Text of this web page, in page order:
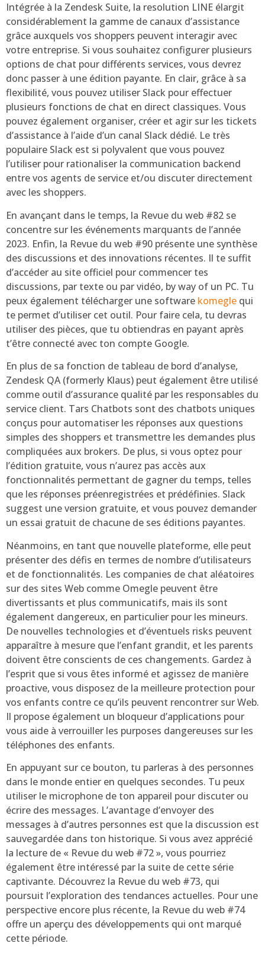
Intégrée à la Zendesk Suite, la resolution LINE élargit
considérablement la gamme de canaux d’assistance
grâce auxquels vos shoppers peuvent interagir avec
votre entreprise. Si vous souhaitez configurer plusieurs
options de chat pour différents services, vous devrez
donc passer à une édition payante. En clair, grâce à sa
flexibilité, vous pouvez utiliser Slack pour effectuer
plusieurs fonctions de chat en direct classiques. Vous
pouvez également organiser, créer et agir sur les tickets
d’assistance à l’aide d’un canal Slack dédié. Le très
populaire Slack est si polyvalent que vous pouvez
l’utiliser pour rationaliser la communication backend
entre vos agents de service et/ou discuter directement
avec les shoppers.
En avançant dans le temps, la Revue du web #82 se
concentre sur les événements marquants de l’année
2023. Enfin, la Revue du web #90 présente une synthèse
des discussions et des innovations récentes. Il te suffit
d’accéder au site officiel pour commencer tes
discussions, par texte ou par vidéo, by way of un PC. Tu
peux également télécharger une software komegle qui
te permet d’utiliser cet outil. Pour faire cela, tu devras
utiliser des pièces, que tu obtiendras en payant après
t’être connecté avec ton compte Google.
En plus de sa fonction de tableau de bord d’analyse,
Zendesk QA (formerly Klaus) peut également être utilisé
comme outil d’assurance qualité par les responsables du
service client. Tars Chatbots sont des chatbots uniques
conçus pour automatiser les réponses aux questions
simples des shoppers et transmettre les demandes plus
compliquées aux brokers. De plus, si vous optez pour
l’édition gratuite, vous n’aurez pas accès aux
fonctionnalités permettant de gagner du temps, telles
que les réponses préenregistrées et prédéfinies. Slack
suggest une version gratuite, et vous pouvez demander
un essai gratuit de chacune de ses éditions payantes.
Néanmoins, en tant que nouvelle plateforme, elle peut
présenter des défis en termes de nombre d’utilisateurs
et de fonctionnalités. Les companies de chat aléatoires
sur des sites Web comme Omegle peuvent être
divertissants et plus communicatifs, mais ils sont
également dangereux, en particulier pour les mineurs.
De nouvelles technologies et d’éventuels risks peuvent
apparaître à mesure que l’enfant grandit, et les parents
doivent être conscients de ces changements. Gardez à
l’esprit que si vous êtes informé et agissez de manière
proactive, vous disposez de la meilleure protection pour
vos enfants contre ce qu’ils peuvent rencontrer sur Web.
Il propose également un bloqueur d’applications pour
vous aide à verrouiller les purposes dangereuses sur les
téléphones des enfants.
En appuyant sur ce bouton, tu parleras à des personnes
dans le monde entier en quelques secondes. Tu peux
utiliser le microphone de ton appareil pour discuter ou
écrire des messages. L’avantage d’envoyer des
messages à d’autres personnes est que la discussion est
sauvegardée dans ton historique. Si vous avez apprécié
la lecture de « Revue du web #72 », vous pourriez
également être intéressé par la suite de cette série
captivante. Découvrez la Revue du web #73, qui
poursuit l’exploration des tendances actuelles. Pour une
perspective encore plus récente, la Revue du web #74
offre un aperçu des développements qui ont marqué
cette période.